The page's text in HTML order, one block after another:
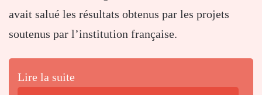
avait salué les résultats obtenus par les projets
soutenus par l’institution française.
Lire la suite